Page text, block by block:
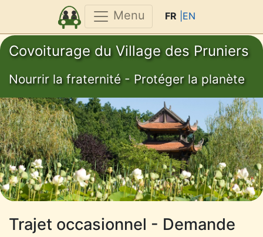
Menu FR |EN
Covoiturage du Village des Pruniers
Nourrir la fraternité - Protéger la planète
Trajet occasionnel - Demande